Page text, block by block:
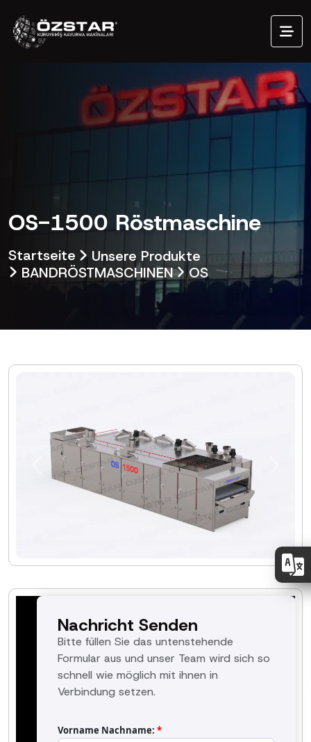
OS-1500 Röstmaschine
Startseite
Unsere Produkte
BANDRÖSTMASCHINEN
OS
Previous
Nachricht Senden
Bitte füllen Sie das untenstehende
Formular aus und unser Team wird sich so
schnell wie möglich mit ihnen in
Verbindung setzen.
Vorname Nachname: *